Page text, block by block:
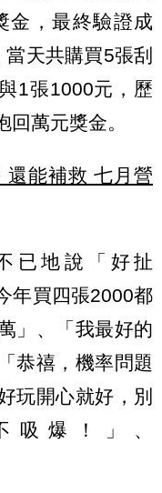
金，最終驗證成
天共購買5張刮
1張1000元，歷
萬元獎金。
能補救 七月營
已地說「好扯
年買四張2000都
」、「我最好的
恭禧，機率問題
玩開心就好，別
吸爆！」、